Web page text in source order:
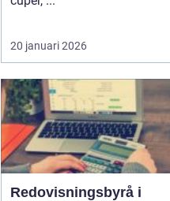
20 januari 2026
Redovisningsbyrå i